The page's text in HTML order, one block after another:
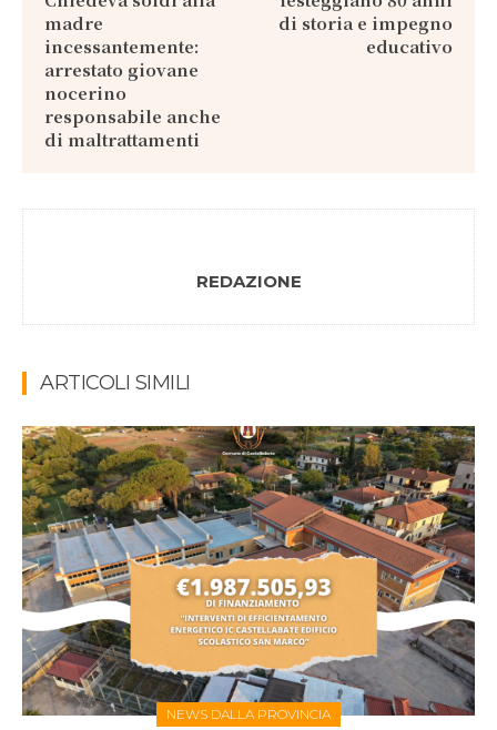
madre
incessantemente:
arrestato giovane
nocerino
responsabile anche
di maltrattamenti
di storia e impegno
educativo
REDAZIONE
ARTICOLI SIMILI
NEWS DALLA PROVINCIA